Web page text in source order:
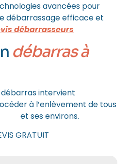
avancées pour
débarrassage efficace et
débarrasseurs
débarras à
intervient
à l’enlèvement de tous
et ses environs.
GRATUIT